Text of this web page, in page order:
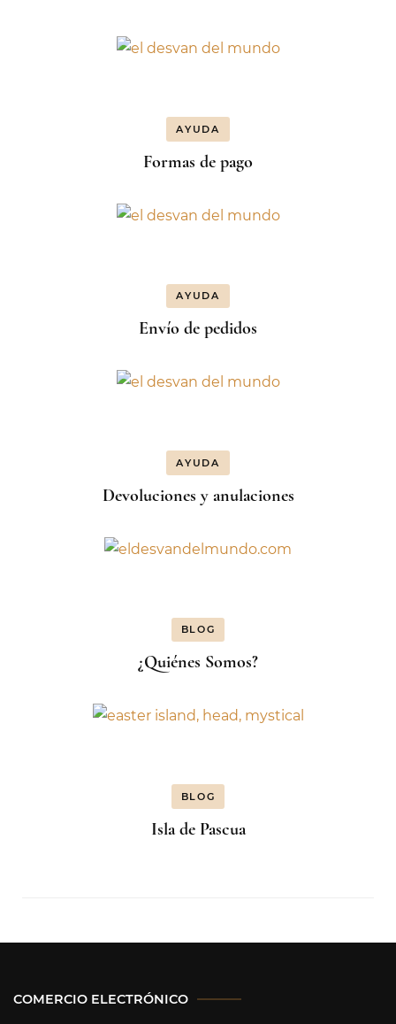
AYUDA
Formas de pago
AYUDA
Envío de pedidos
AYUDA
Devoluciones y anulaciones
BLOG
¿Quiénes Somos?
BLOG
Isla de Pascua
COMERCIO ELECTRÓNICO